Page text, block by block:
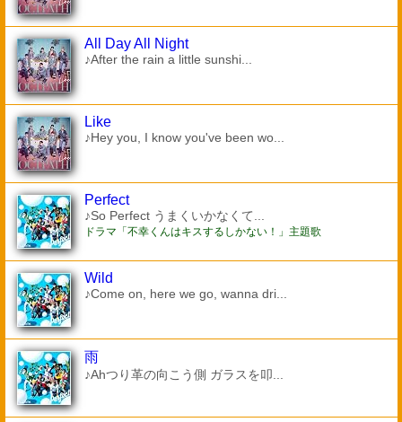
All Day All Night
♪After the rain a little sunshi...
Like
♪Hey you, I know you've been wo...
Perfect
♪So Perfect うまくいかなくて...
ドラマ「不幸くんはキスするしかない！」主題歌
Wild
♪Come on, here we go, wanna dri...
雨
♪Ahつり革の向こう側 ガラスを叩...